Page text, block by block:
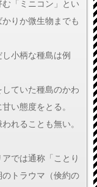
「ミニコン」とい
りか微生物までも
小柄な種島は例
ていた種島のかわ
い態度をとる。
れることも無い。
では通称「ことり
トラウマ（倹約の